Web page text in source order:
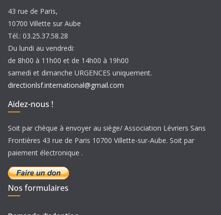
43 rue de Paris,
10700 Villette sur Aube
Tél.: 03.25.37.58.28
Du lundi au vendredi:
de 8h00 à 11h00 et de 14h00 à 19h00
samedi et dimanche URGENCES uniquement.
directionlsf.international@gmail.com
Aidez-nous !
Soit par chèque à envoyer au siège/ Association Lévriers Sans
Frontières 43 rue de Paris 10700 Villette-sur-Aube. Soit par
paiement électronique .
Nos formulaires